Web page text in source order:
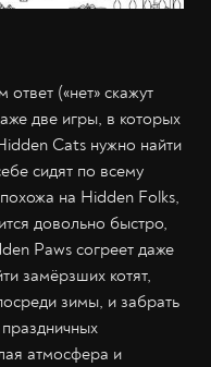
(«нет» скажут
две игры, в которых
Cats нужно найти
сидят по всему
на Hidden Folks,
довольно быстро,
Paws согреет даже
замёрзших котят,
зимы, и забрать
атмосфера и